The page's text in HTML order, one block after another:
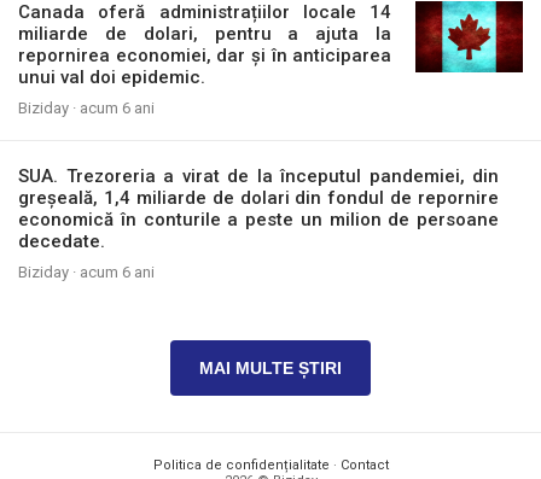
Canada oferă administrațiilor locale 14
miliarde de dolari, pentru a ajuta la
repornirea economiei, dar și în anticiparea
unui val doi epidemic.
Biziday · acum 6 ani
SUA. Trezoreria a virat de la începutul pandemiei, din
greșeală, 1,4 miliarde de dolari din fondul de repornire
economică în conturile a peste un milion de persoane
decedate.
Biziday · acum 6 ani
MAI MULTE ȘTIRI
Politica de confidențialitate · Contact